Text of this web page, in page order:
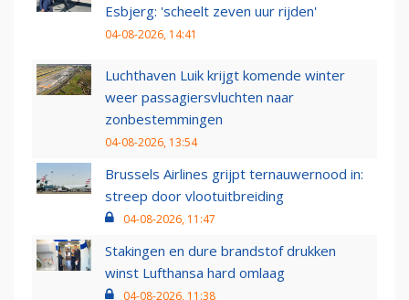
Esbjerg: 'scheelt zeven uur rijden'
04-08-2026, 14:41
Luchthaven Luik krijgt komende winter
weer passagiersvluchten naar
zonbestemmingen
04-08-2026, 13:54
Brussels Airlines grijpt ternauwernood in:
streep door vlootuitbreiding
04-08-2026, 11:47
Stakingen en dure brandstof drukken
winst Lufthansa hard omlaag
04-08-2026, 11:38